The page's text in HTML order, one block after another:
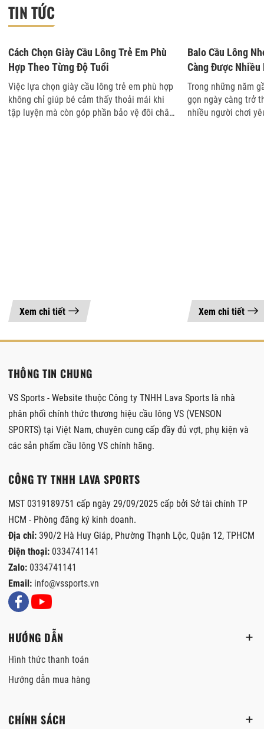
TIN TỨC
Cách Chọn Giày Cầu Lông Trẻ Em Phù
Hợp Theo Từng Độ Tuổi
Việc lựa chọn giày cầu lông trẻ em phù hợp
không chỉ giúp bé cảm thấy thoải mái khi
tập luyện mà còn góp phần bảo vệ đôi chân
Xem chi tiết
Balo Cầu Lông
Càng Được Nhiều
Trong những năm
gọn ngày càng trở
nhiều người chơi
Xem chi tiết
THÔNG TIN CHUNG
VS Sports - Website thuộc Công ty TNHH Lava Sports là nhà
phân phối chính thức thương hiệu cầu lông VS (VENSON
SPORTS) tại Việt Nam, chuyên cung cấp đầy đủ vợt, phụ kiện và
các sản phẩm cầu lông VS chính hãng.
CÔNG TY TNHH LAVA SPORTS
MST 0319189751 cấp ngày 29/09/2025 cấp bởi Sở tài chính TP
HCM - Phòng đăng ký kinh doanh.
Địa chỉ: 390/2 Hà Huy Giáp, Phường Thạnh Lộc, Quận 12, TPHCM
Điện thoại: 0334741141
Zalo: 0334741141
Email: info@vssports.vn
HƯỚNG DẪN
Hình thức thanh toán
Hướng dẫn mua hàng
CHÍNH SÁCH